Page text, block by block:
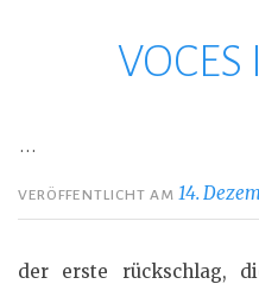
…
VERÖFFENTLICHT AM14.
der erste rückschlag,